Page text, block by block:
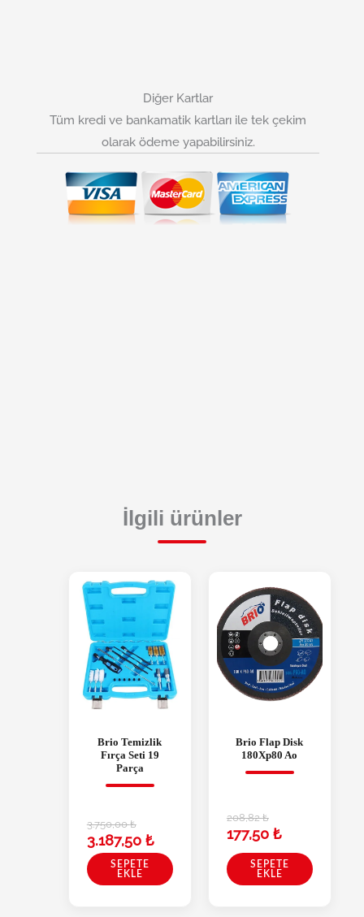
Diğer Kartlar
Tüm kredi ve bankamatik kartları ile tek çekim
olarak ödeme yapabilirsiniz.
İlgili ürünler
Brio Temizlik
Fırça Seti 19
Parça
3.750,00₺
3.187,50 ₺
SEPETE
EKLE
Brio Flap Disk
180Xp80 Ao
208,82₺
177,50 ₺
SEPETE
EKLE